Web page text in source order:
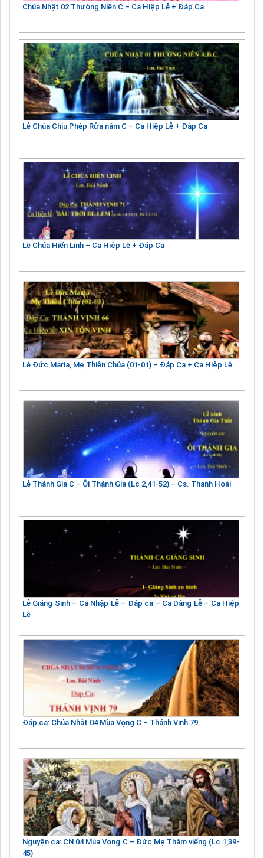
Chúa Nhật 02 Thường Niên C – Ca Hiệp Lễ + Đáp Ca
Lễ Chúa Chịu Phép Rửa năm C – Ca Hiệp Lễ + Đáp Ca
Lễ Chúa Hiển Linh – Ca Hiệp Lễ + Đáp Ca
Lễ Đức Maria, Mẹ Thiên Chúa (01-01) – Đáp Ca + Ca Hiệp Lễ
Lễ Thánh Gia C – Ôi Thánh Gia (Lc 2,41-52) – Cs. Thanh Hoài
Lễ Giáng Sinh – Ca Nhập Lễ – Đáp ca – Ca Dâng Lễ – Ca Hiệp
Lễ
Đáp ca: Chúa Nhật 04 Mùa Vọng C – Thánh Vịnh 79
Nguyện ca: CN 04 Mùa Vọng C – Đức Mẹ Thăm viếng (Lc 1,39-
45)